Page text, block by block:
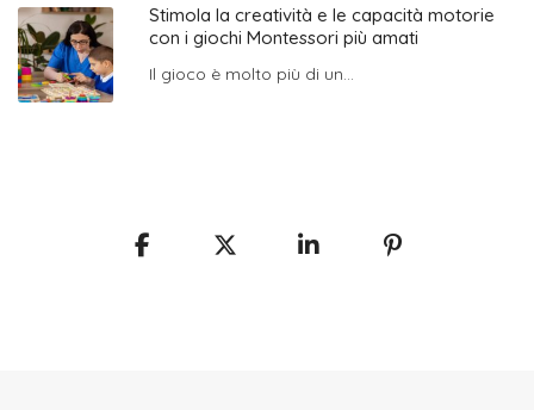
Stimola la creatività e le capacità motorie
con i giochi Montessori più amati
Il gioco è molto più di un...